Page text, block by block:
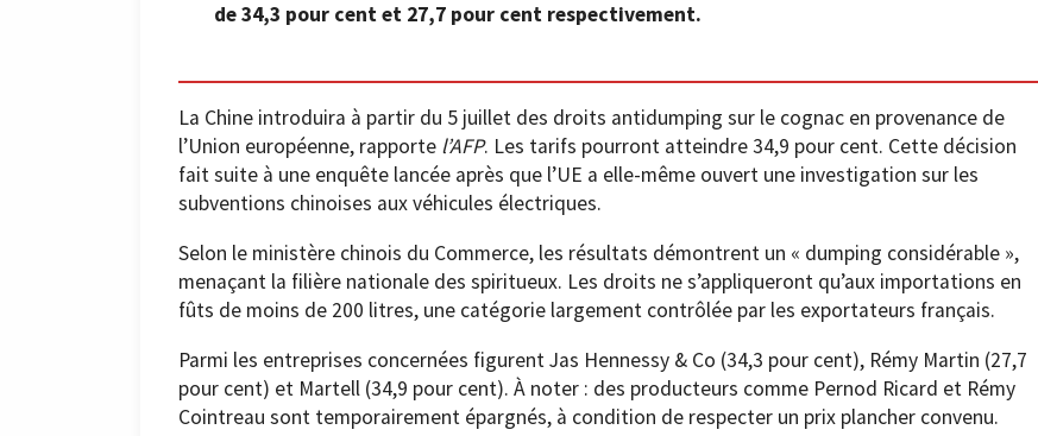
de 34,3 pour cent et 27,7 pour cent respectivement.
La Chine introduira à partir du 5 juillet des droits antidumping sur le cognac en provenance de
l’Union européenne, rapporte l’AFP. Les tarifs pourront atteindre 34,9 pour cent. Cette décision
fait suite à une enquête lancée après que l’UE a elle-même ouvert une investigation sur les
subventions chinoises aux véhicules électriques.
Selon le ministère chinois du Commerce, les résultats démontrent un « dumping considérable »,
menaçant la filière nationale des spiritueux. Les droits ne s’appliqueront qu’aux importations en
fûts de moins de 200 litres, une catégorie largement contrôlée par les exportateurs français.
Parmi les entreprises concernées figurent Jas Hennessy & Co (34,3 pour cent), Rémy Martin (27,7
pour cent) et Martell (34,9 pour cent). À noter : des producteurs comme Pernod Ricard et Rémy
Cointreau sont temporairement épargnés, à condition de respecter un prix plancher convenu.